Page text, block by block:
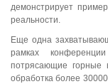
демонстрирует
реальности.
Еще одна
рамках
потрясающие горные
обработка более